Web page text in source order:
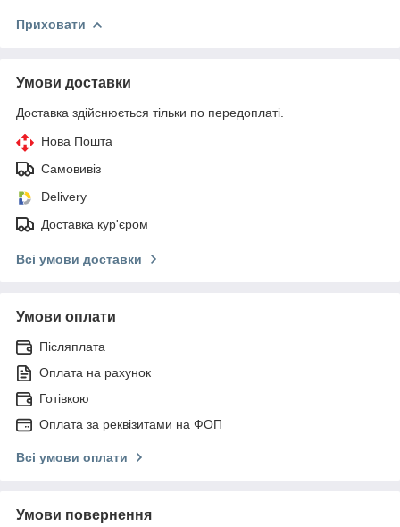
Приховати
Умови доставки
Доставка здійснюється тільки по передоплаті.
Нова Пошта
Самовивіз
Delivery
Доставка кур'єром
Всі умови доставки
Умови оплати
Післяплата
Оплата на рахунок
Готівкою
Оплата за реквізитами на ФОП
Всі умови оплати
Умови повернення